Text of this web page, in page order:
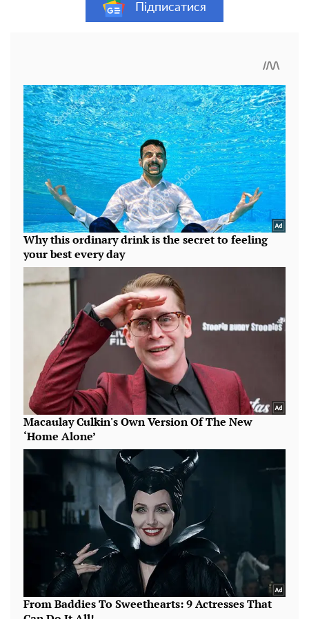
Підписатися